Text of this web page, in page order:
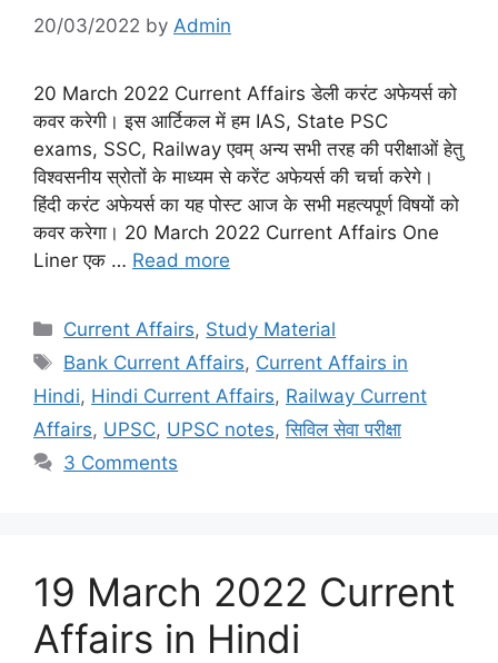
20/03/2022 by Admin
20 March 2022 Current Affairs डेली करंट अफेयर्स को
कवर करेगी। इस आर्टिकल में हम IAS, State PSC
exams, SSC, Railway एवम् अन्य सभी तरह की परीक्षाओं हेतु
विश्वसनीय स्रोतों के माध्यम से करेंट अफेयर्स की चर्चा करेगे।
हिंदी करंट अफेयर्स का यह पोस्ट आज के सभी महत्यपूर्ण विषयों को
कवर करेगा। 20 March 2022 Current Affairs One
Liner एक … Read more
Categories
Current Affairs, Study Material
Tags
Bank Current Affairs, Current Affairs in
Hindi, Hindi Current Affairs, Railway Current
Affairs, UPSC, UPSC notes,सिविल सेवा परीक्षा
3 Comments
19 March 2022 Current
Affairs in Hindi